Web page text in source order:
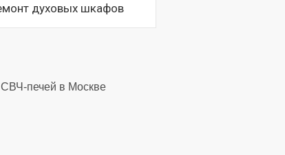
духовых шкафов